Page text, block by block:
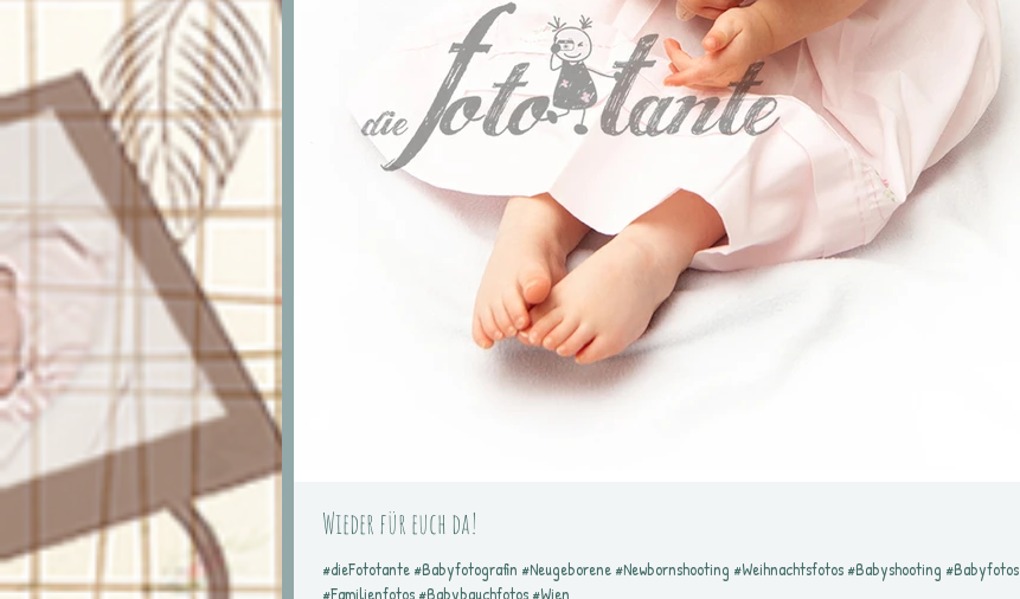
Wieder für euch da!
#dieFototante #Babyfotografin #Neugeborene #Newbornshooting #Weihnachtsfotos #Babyshooting #Babyfotos
#Familienfotos #Babybauchfotos #Wien